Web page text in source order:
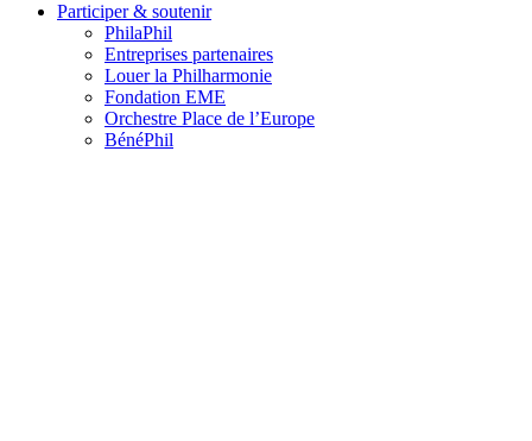
Participer & soutenir
PhilaPhil
Entreprises partenaires
Louer la Philharmonie
Fondation EME
Orchestre Place de l’Europe
BénéPhil